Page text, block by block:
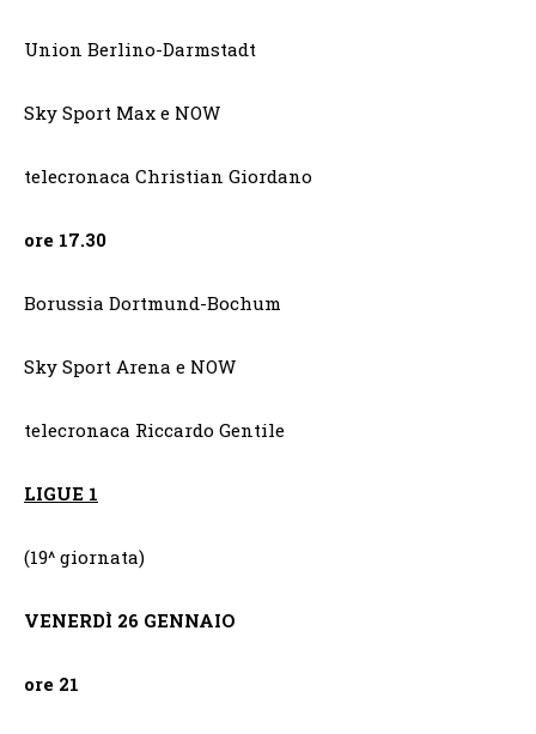
Union Berlino-Darmstadt
Sky Sport Max e NOW
telecronaca Christian Giordano
ore 17.30
Borussia Dortmund-Bochum
Sky Sport Arena e NOW
telecronaca Riccardo Gentile
LIGUE 1
(19^ giornata)
VENERDÌ 26 GENNAIO
ore 21